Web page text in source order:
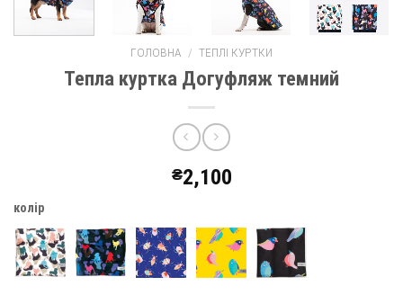
ГОЛОВНА / ТЕПЛІ КУРТКИ
Тепла куртка Догуфляж темний
₴2,100
колір